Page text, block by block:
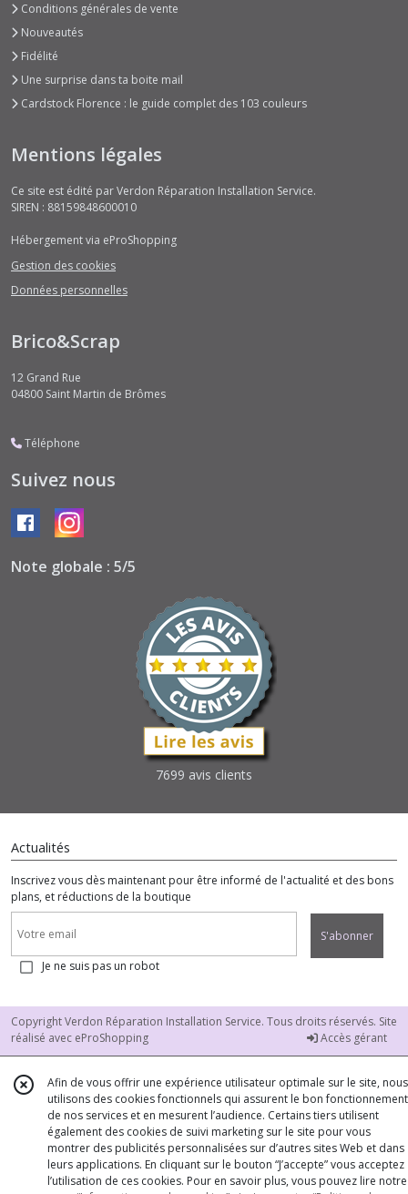
Conditions générales de vente
Nouveautés
Fidélité
Une surprise dans ta boite mail
Cardstock Florence : le guide complet des 103 couleurs
Mentions légales
Ce site est édité par Verdon Réparation Installation Service.
SIREN : 88159848600010
Hébergement via eProShopping
Gestion des cookies
Données personnelles
Brico&Scrap
12 Grand Rue
04800 Saint Martin de Brômes
Téléphone
Suivez nous
Note globale : 5/5
7699 avis clients
Actualités
Inscrivez vous dès maintenant pour être informé de l'actualité et des bons
plans, et réductions de la boutique
S'abonner
Je ne suis pas un robot
Copyright Verdon Réparation Installation Service. Tous droits réservés. Site
réalisé avec eProShopping Accès gérant
Afin de vous offrir une expérience utilisateur optimale sur le site, nous
utilisons des cookies fonctionnels qui assurent le bon fonctionnement
de nos services et en mesurent l’audience. Certains tiers utilisent
également des cookies de suivi marketing sur le site pour vous
montrer des publicités personnalisées sur d’autres sites Web et dans
leurs applications. En cliquant sur le bouton “J’accepte” vous acceptez
l’utilisation de ces cookies. Pour en savoir plus, vous pouvez lire notre